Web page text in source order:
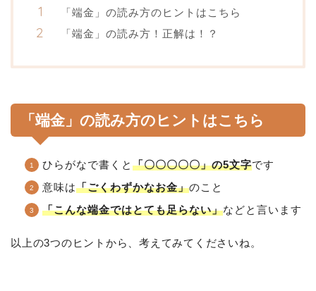
「端金」の読み方のヒントはこちら
「端金」の読み方！正解は！？
「端金」の読み方のヒントはこちら
ひらがなで書くと 「〇〇〇〇〇」の5文字です
意味は「ごくわずかなお金」のこと
「こんな端金ではとても足らない」などと言います
以上の3つのヒントから、考えてみてくださいね。